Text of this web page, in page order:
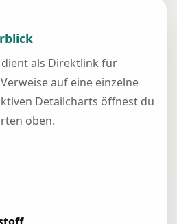
dient als Direktlink für
auf eine einzelne
Detailcharts öffnest du
oben.